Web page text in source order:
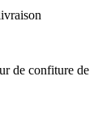
de confiture de